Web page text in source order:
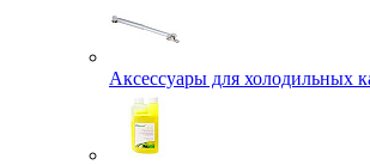
Аксессуары для холодильных